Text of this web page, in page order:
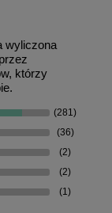
wyliczona
którzy
(281)
(36)
(2)
(2)
(1)